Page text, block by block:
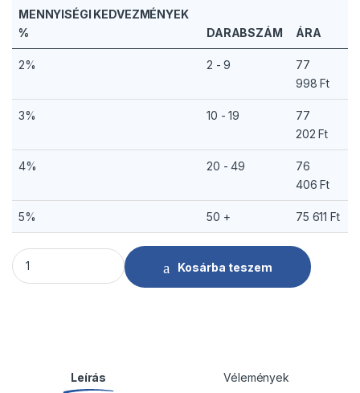
MENNYISÉGI KEDVEZMÉNYEK
%
DARABSZÁM ÁRA
2% 2 - 9
77
998Ft
3% 10 - 19
77
202Ft
4% 20 - 49
76
406Ft
5% 50 + 75 611Ft
Gofrésütő - 2 darab - belga | Maxima 09374200 mennyiség
Kosárba teszem
Leírás Vélemények